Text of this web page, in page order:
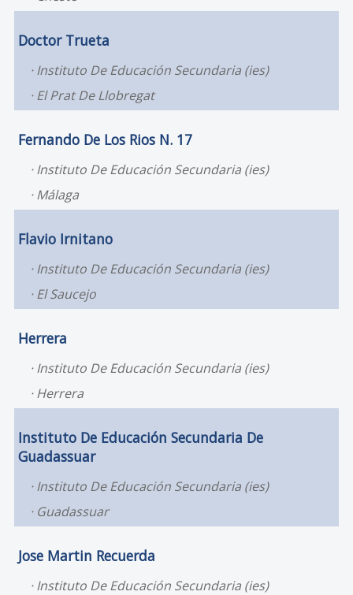
Doctor Trueta
Instituto De Educación Secundaria (ies)
El Prat De Llobregat
Fernando De Los Rios N. 17
Instituto De Educación Secundaria (ies)
Málaga
Flavio Irnitano
Instituto De Educación Secundaria (ies)
El Saucejo
Herrera
Instituto De Educación Secundaria (ies)
Herrera
Instituto De Educación Secundaria De
Guadassuar
Instituto De Educación Secundaria (ies)
Guadassuar
Jose Martin Recuerda
Instituto De Educación Secundaria (ies)